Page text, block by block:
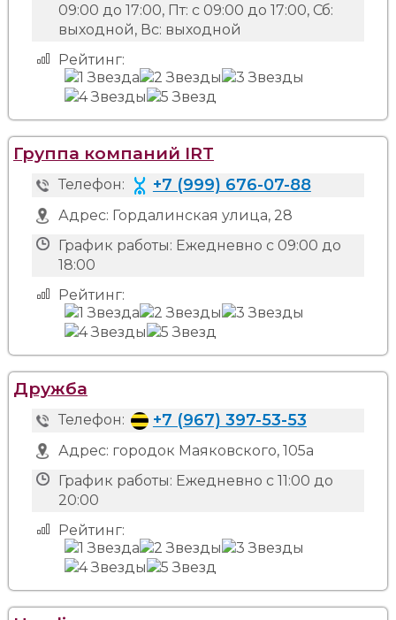
09:00 до 17:00, Пт: с 09:00 до 17:00, Сб:
выходной, Вс: выходной
Рейтинг:
Группа компаний IRT
Телефон: +7 (999) 676-07-88
Адрес: Гордалинская улица, 28
График работы: Ежедневно с 09:00 до
18:00
Рейтинг:
Дружба
Телефон: +7 (967) 397-53-53
Адрес: городок Маяковского, 105а
График работы: Ежедневно с 11:00 до
20:00
Рейтинг: